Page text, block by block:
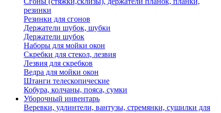
резинки
Резинки для сгонов
Держатели шубок, шубки
Держатели шубок
Наборы для мойки окон
Скребки для стекол, лезвия
Лезвия для скребков
Ведра для мойки окон
Штанги телескопические
Кобура, колчаны, пояса, сумки
Уборочный инвентарь
Веревки, удлинтели, вантузы, стремянки, сушилки для